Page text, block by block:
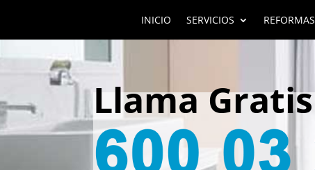
INICIO SERVICIOS REFORMAS
Llama Gratis